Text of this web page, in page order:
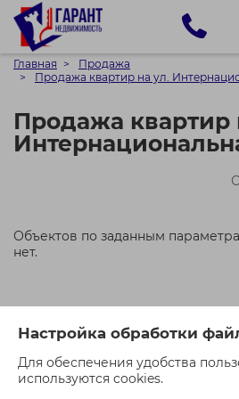
Настройка обработки
Для обеспечения удобства
используются cookies.
Главная
Продажа
Продажа квартир на ул.
Продажа квартир
Объектов по заданным
нет.